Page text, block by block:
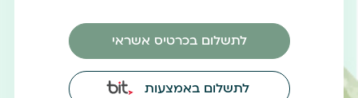
לתשלום בכרטיס אשראי
לתשלום באמצעות